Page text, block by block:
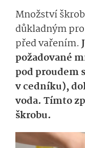
Množství
důkladným
před vařením.
požadované
pod proudem
v cedníku),
voda. Tímto
škrobu.